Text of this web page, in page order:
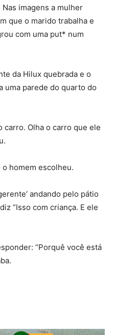
imagens a mulher
que o marido trabalha e
com uma put* num
da Hilux quebrada e o
uma parede do quarto do
carro. Olha o carro que ele
o homem escolheu.
andando pelo pátio
“Isso com criança. E ele
“Porquê você está